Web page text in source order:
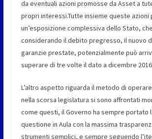
da eventuali azioni promosse da Asset a
propri interessi.Tutte insieme queste azioni
un’esposizione complessiva dello Stato,
considerando il debito pregresso, il nuovo
garanzie prestate, potenzialmente può
superare di tre volte il dato a dicembre
L’altro aspetto riguarda il metodo di
nella scorsa legislatura si sono affrontati
come questi, il Governo ha sempre portato
questione in Aula con la massima
strumenti semplici, e sempre seguendo